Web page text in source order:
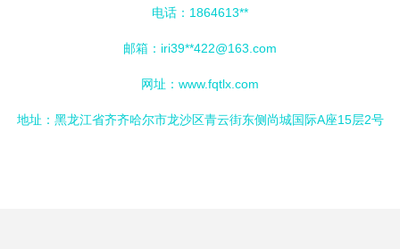
电话：1864613**
邮箱：iri39**422@163.com
网址： www.fqtlx.com
地址：黑龙江省齐齐哈尔市龙沙区青云街东侧尚城国际A座15层2号